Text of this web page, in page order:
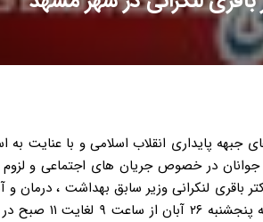
جبهه پایداری انقلاب اسلامی و با عنایت به
جوانان در خصوص جریان های اجتماعی و
لنکرانی وزیر سابق بهداشت ، درمان و
پزشکی و عضو هیات موسس جبهه پایداری؛ برگزار خواهد شد. زمان برگزاری